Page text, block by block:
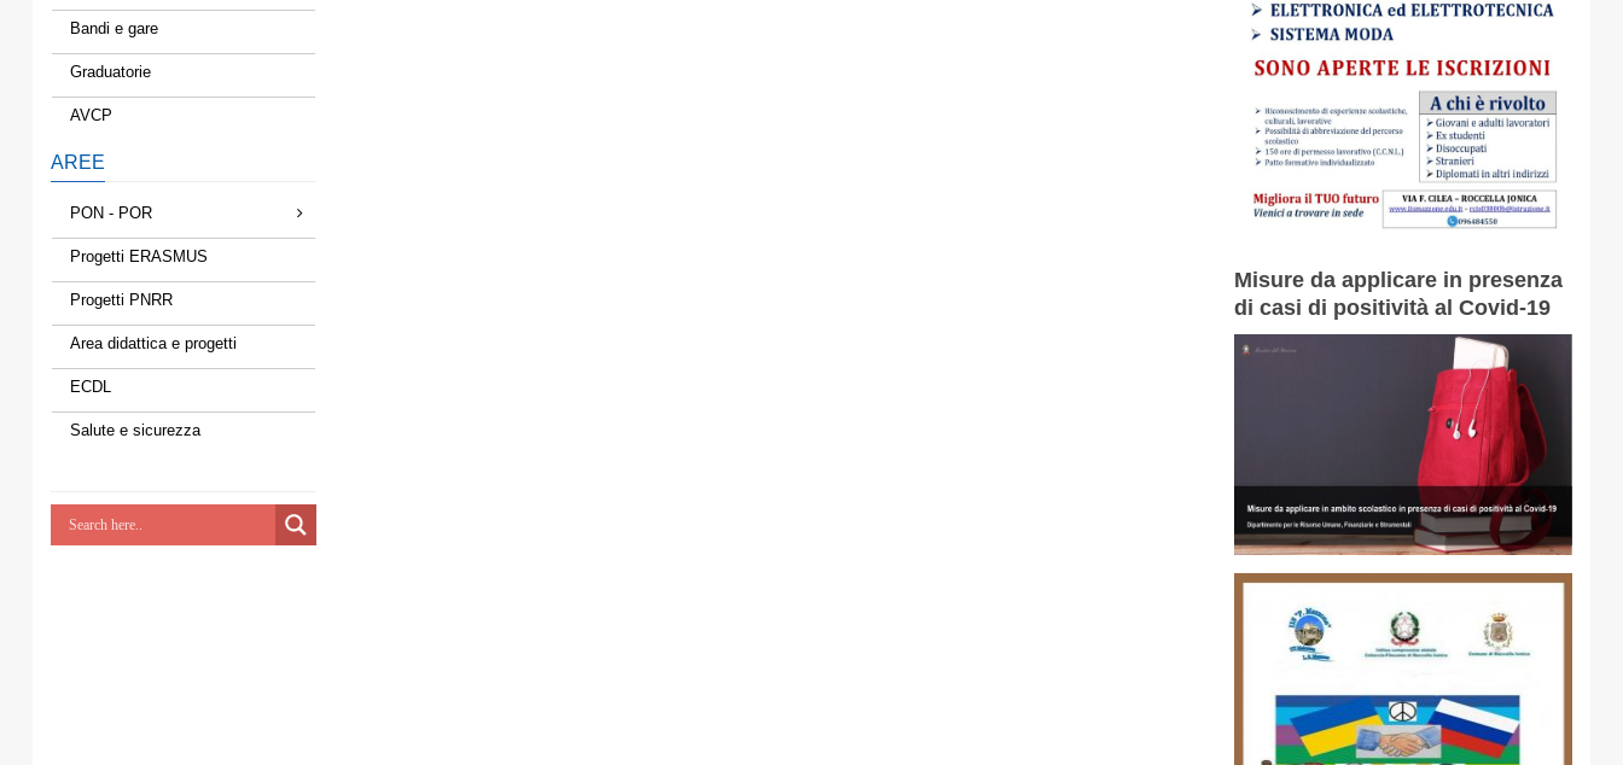
Bandi e gare
Graduatorie
AVCP
AREE
PON - POR
Progetti ERASMUS
Progetti PNRR
Area didattica e progetti
ECDL
Salute e sicurezza
Misure da applicare in presenza
di casi di positività al Covid-19